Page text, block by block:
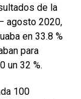
de la
agosto 2020,
en 33.8 %
para
un 32 %.
100